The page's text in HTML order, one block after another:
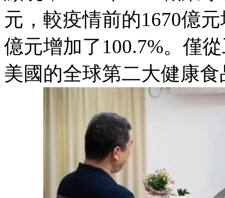
元，較疫情前的1670億
億元增加了100.7%。僅
美國的全球第二大健康